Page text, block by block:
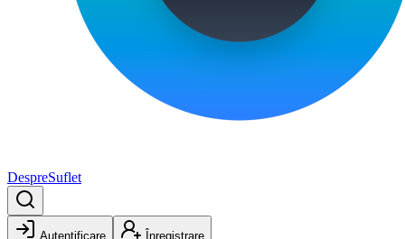
DespreSuflet
Autentificare Înregistrare